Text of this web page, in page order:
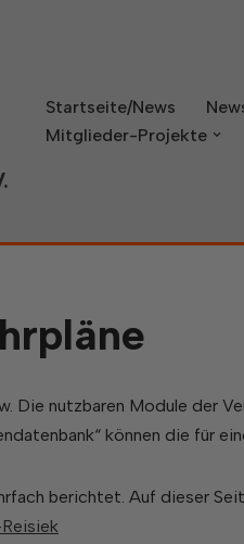
Startseite/News
Mitglieder-Projekte
Die nutzbaren Module der
können die für
berichtet. Auf dieser